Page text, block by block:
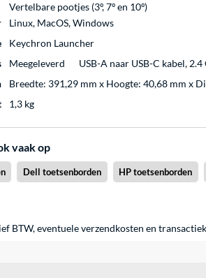
Vertelbare pootjes (3º, 7º en 10º)
Linux, MacOS, Windows
Keychron Launcher
Meegeleverd
USB-A naar USB-C kabel,
Breedte: 391,29 mm x Hoogte: 40,68 mm x
1,3 kg
vaak op
Dell toetsenborden HP toetsenborden
BTW, eventuele verzendkosten en